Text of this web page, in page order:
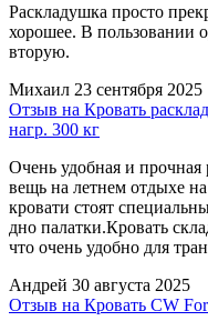
Раскладушка просто
хорошее. В пользовании
вторую.
Михаил 23 сентября 2025
Отзыв на Кровать
нагр. 300 кг
Очень удобная и прочная
вещь на летнем отдыхе
кровати стоят
дно палатки.Кровать
что очень удобно для
Андрей 30 августа 2025
Отзыв на Кровать CW